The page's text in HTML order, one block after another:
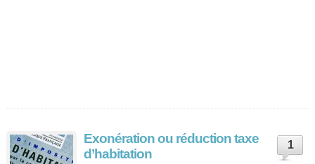
Exonération ou réduction taxe
d’habitation
1